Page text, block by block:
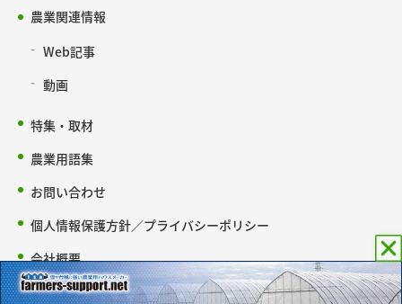
農業関連情報
Web記事
動画
特集・取材
農業用語集
お問い合わせ
個人情報保護方針／プライバシーポリシー
会社概要